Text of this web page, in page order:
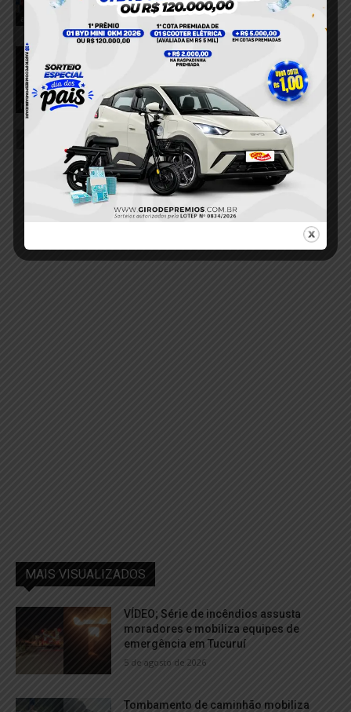
5 de agosto de 2026
Itaituba
Policial militar e professor de artes
marciais morre após período de
internação em Belém
5 de agosto de 2026
MAIS VISUALIZADOS
VÍDEO; Série de incêndios assusta
moradores e mobiliza equipes de
emergência em Tucuruí
5 de agosto de 2026
Tombamento de caminhão mobiliza